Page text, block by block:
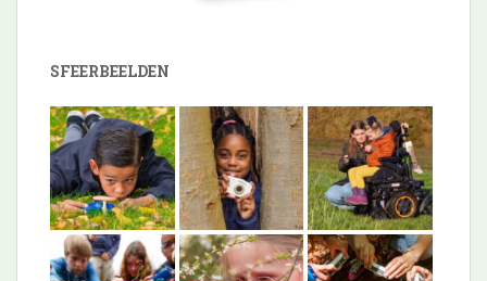
SFEERBEELDEN